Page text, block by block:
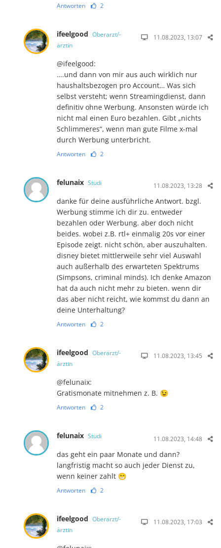
Antworten 2
ifeelgood Oberarzt/-
ärztin
11.08.2023, 13:07
@ifeelgood:
….und dann von mir aus auch wirklich nur
haushaltsbezogen pro Account… Was sich
selbst versteht; wenn Streamingdienst, dann
definitiv ohne Werbung. Ansonsten würde ich
nicht mal einen Euro bezahlen. Gibt „nichts
Schlimmeres“, wenn man gute Filme x-mal
durch Werbung unterbricht.
Antworten 2
felunaix Studi 11.08.2023, 13:28
danke für deine ausführliche Antwort. bzgl.
Werbung stimme ich dir zu. entweder
bezahlen oder Werbung. aber doch nicht
beides. wobei z.B. rtl+ einmalig 20s vor einer
Episode zeigt. nicht schön, aber auszuhalten.
disney bietet mittlerweile sehr viel Auswahl
auch außerhalb des erwarteten Spektrums
(Simpsons, criminal minds). Ich denke Amazon
hat da auch nicht mehr zu bieten. wenn dir
das aber nicht reicht, wie kommst du dann an
deine Unterhaltung?
Antworten 2
ifeelgood Oberarzt/-
ärztin
11.08.2023, 13:45
@felunaix:
Gratismonate mitnehmen z. B. 😉
Antworten 2
felunaix Studi 11.08.2023, 14:48
das geht ein paar Monate und dann?
langfristig macht so auch jeder Dienst zu,
wenn keiner zahlt 😁
Antworten 2
ifeelgood Oberarzt/-
ärztin
11.08.2023, 17:03